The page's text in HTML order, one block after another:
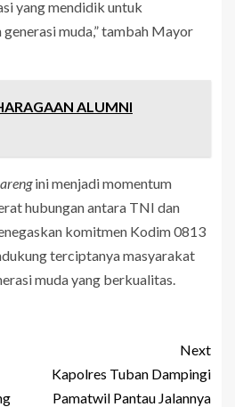
yang mendidik untuk
muda,” tambah Mayor
ALUMNI
ini menjadi momentum
hubungan antara TNI dan
komitmen Kodim 0813
terciptanya masyarakat
muda yang berkualitas.
Next
Kapolres Tuban Dampingi
Pamatwil Pantau Jalannya